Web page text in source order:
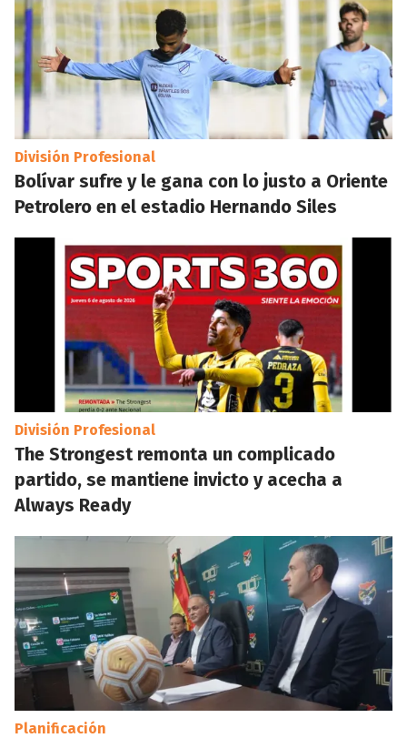
División Profesional
Bolívar sufre y le gana con lo justo a Oriente
Petrolero en el estadio Hernando Siles
División Profesional
The Strongest remonta un complicado
partido, se mantiene invicto y acecha a
Always Ready
Planificación